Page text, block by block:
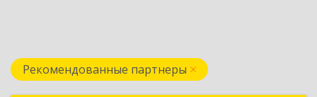
Рекомендованные партнеры